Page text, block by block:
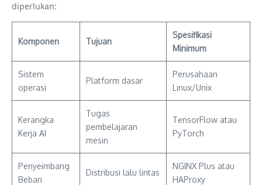
diperlukan:
Komponen Tujuan
Spesifikasi
Minimum
Sistem
operasi
Platform dasar
Perusahaan
Linux/Unix
Kerangka
Kerja AI
Tugas
pembelajaran
mesin
TensorFlow atau
PyTorch
Penyeimbang
Beban
Distribusi lalu lintas
NGINX Plus atau
HAProxy